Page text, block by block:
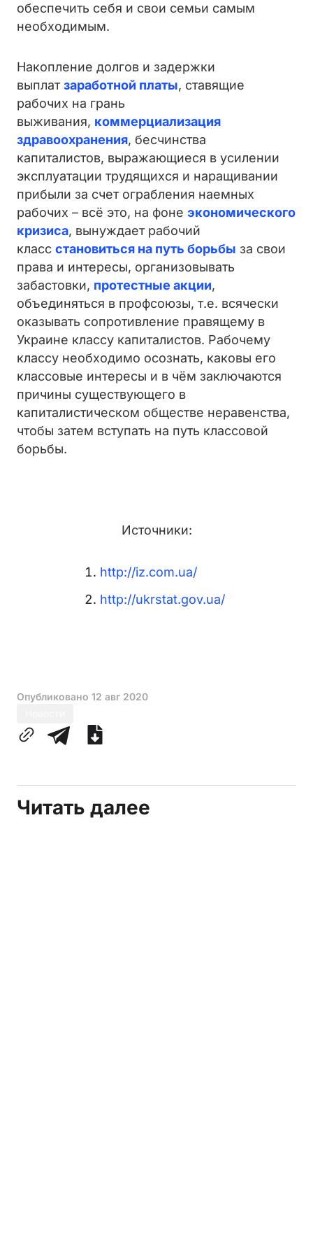
обеспечить себя и свои семьи самым
необходимым.
Накопление долгов и задержки
выплатзаработной платы, ставящие
рабочих на грань
выживания, коммерциализация
здравоохранения, бесчинства
капиталистов, выражающиеся в усилении
эксплуатации трудящихся и наращивании
прибыли за счет ограбления наемных
рабочих – всё это, на фоне экономического
кризиса, вынуждает рабочий
класс становиться на путь борьбы за свои
права и интересы, организовывать
забастовки, протестные акции,
объединяться в профсоюзы, т.е. всячески
оказывать сопротивление правящему в
Украине классу капиталистов. Рабочему
классу необходимо осознать, каковы его
классовые интересы и в чём заключаются
причины существующего в
капиталистическом обществе неравенства,
чтобы затем вступать на путь классовой
борьбы.
Источники:
http://iz.com.ua/
http://ukrstat.gov.ua/
Опубликовано 12 авг 2020
Читать далее